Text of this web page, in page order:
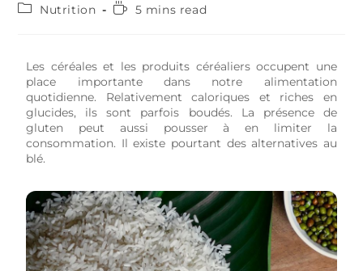
Nutrition
5 mins read
Les céréales et les produits céréaliers occupent une
place importante dans notre alimentation
quotidienne. Relativement caloriques et riches en
glucides, ils sont parfois boudés. La présence de
gluten peut aussi pousser à en limiter la
consommation. Il existe pourtant des alternatives au
blé.